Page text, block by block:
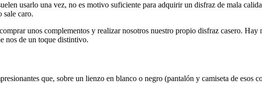
usarlo una vez, no es motivo suficiente para adquirir un disfraz de mala
sale caro.
unos complementos y realizar nosotros nuestro propio disfraz casero. Hay
nos de un toque distintivo.
que, sobre un lienzo en blanco o negro (pantalón y camiseta de esos